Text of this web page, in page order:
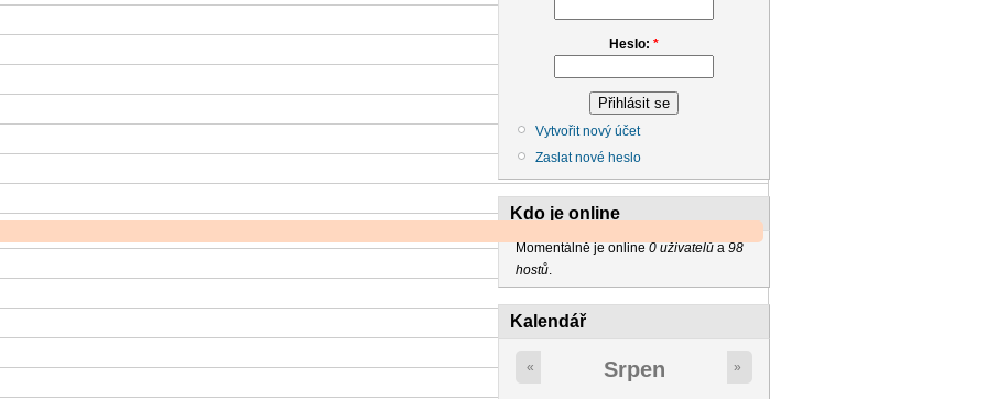
Heslo: *
Vytvořit nový účet
Zaslat nové heslo
Kdo je online
Momentálně je online0 uživatelůa98
hostů.
Kalendář
« Srpen »